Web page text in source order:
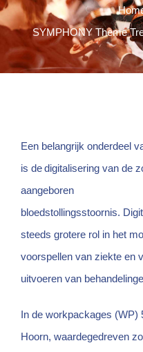
SYMPHONY Theme
Een belangrijk onderdeel
is de digitalisering van de
aangeboren
bloedstollingsstoornis.
steeds grotere rol in het
voorspellen van ziekte en
uitvoeren van
In de workpackages (WP)
Hoorn, waardegedreven